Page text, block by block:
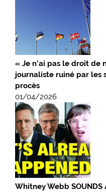
« Je n’ai pas le droit de
journaliste ruiné par les
procès
01/04/2026
Whitney Webb